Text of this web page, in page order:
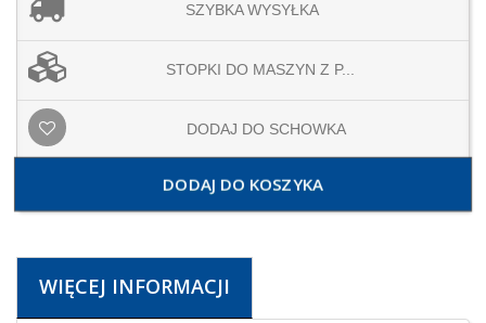
SZYBKA WYSYŁKA
STOPKI DO MASZYN Z P...
DODAJ DO SCHOWKA
DODAJ DO KOSZYKA
WIĘCEJ INFORMACJI